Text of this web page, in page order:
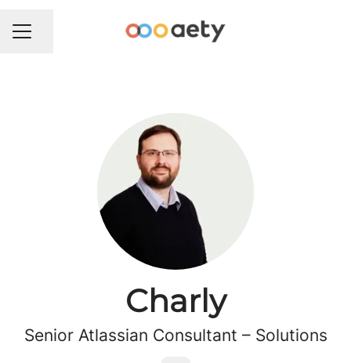
KARRIEREMENU
Del side
Charly
Senior Atlassian Consultant – Solutions